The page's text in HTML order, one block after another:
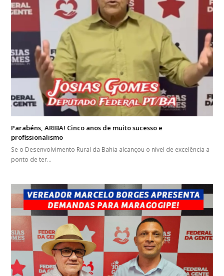
Parabéns, ARIBA! Cinco anos de muito sucesso e
profissionalismo
Se o Desenvolvimento Rural da Bahia alcançou o nível de excelência a
ponto de ter…